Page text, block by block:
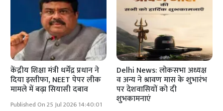
केंद्रीय शिक्षा मंत्री धर्मेंद्र प्रधान ने
दिया इस्तीफा, NEET पेपर लीक
मामले में बढ़ा सियासी दबाव
Published On 25 Jul 2026 14:40:01
Delhi News: लोकसभा अध्यक्ष
व अन्य ने श्रावण मास के शुभारंभ
पर देशवासियों को दी
शुभकामनाएं